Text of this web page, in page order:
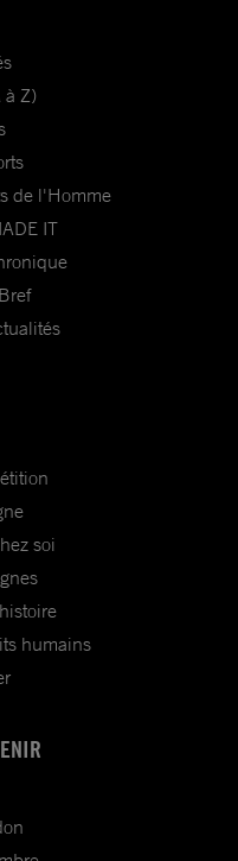
à Z)
de l'Homme
IT
soi
humains